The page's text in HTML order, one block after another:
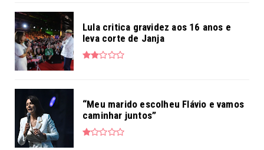
Lula critica gravidez aos 16 anos e
leva corte de Janja
“Meu marido escolheu Flávio e vamos
caminhar juntos”